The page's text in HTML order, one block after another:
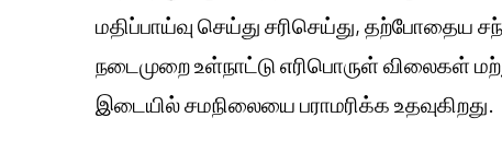
மதிப்பாய்வு செய்து சரிசெய்து, தற்போதைய
நடைமுறை உள்நாட்டு எரிபொருள் விலைகள்
இடையில் சமநிலையை பராமரிக்க உதவுகிறது.